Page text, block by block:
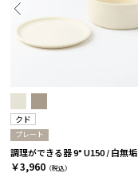
クド
プレート
￥3,960 （税込）